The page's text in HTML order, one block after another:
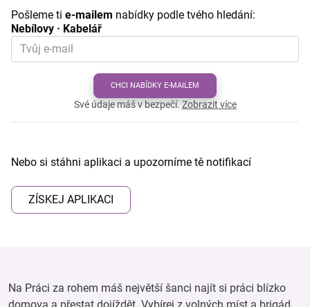
Pošleme ti e-mailem nabídky podle tvého hledání:
Nebílovy · Kabelář
CHCI NABÍDKY E-MAILEM
Své údaje máš v bezpečí.Zobrazit více
Nebo si stáhni aplikaci a upozorníme tě notifikací
ZÍSKEJ APLIKACI
Na Práci za rohem máš největší šanci najít si práci blízko
domova a přestat dojíždět. Vybírej z volných míst a brigád